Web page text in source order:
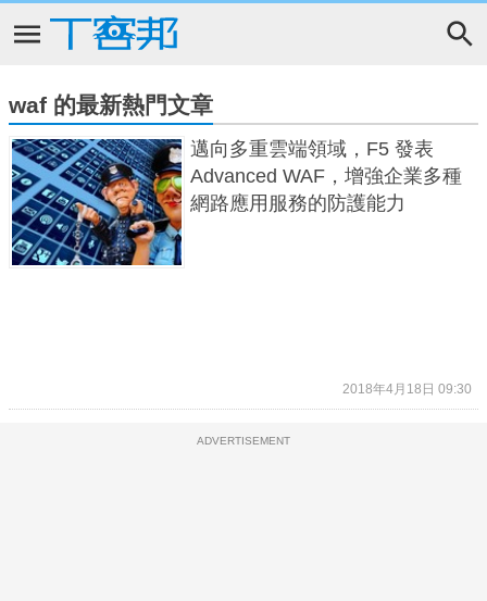
waf 的最新熱門文章
邁向多重雲端領域，F5 發表
Advanced WAF，增強企業多種
網路應用服務的防護能力
2018年4月18日 09:30
ADVERTISEMENT